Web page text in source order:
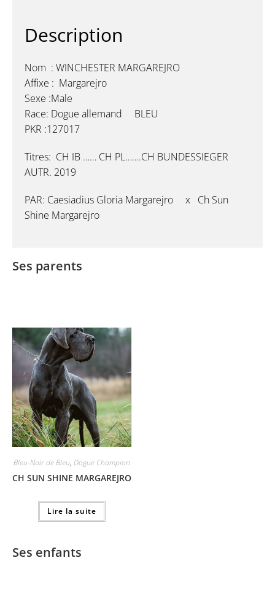
Description
Nom : WINCHESTER MARGAREJRO
Affixe : Margarejro
Sexe :Male
Race: Dogue allemand BLEU
PKR :127017
Titres: CH IB …… CH PL…….CH BUNDESSIEGER
AUTR. 2019
PAR: Caesiadius Gloria Margarejro x Ch Sun
Shine Margarejro
Ses parents
Bleu-Noir de Bleu, Dogue Champion
CH SUN SHINE MARGAREJRO
Lire la suite
Ses enfants